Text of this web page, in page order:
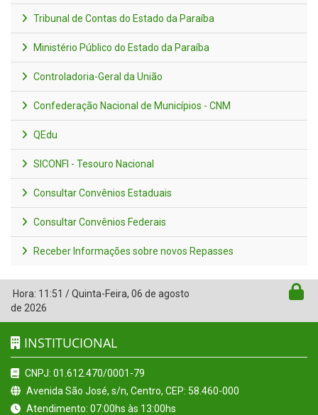
Tribunal de Contas do Estado da Paraíba
Ministério Público do Estado da Paraíba
Controladoria-Geral da União
Confederação Nacional de Municípios - CNM
QEdu
SICONFI - Tesouro Nacional
Consultar Convênios Estaduais
Consultar Convênios Federais
Receber Informações sobre novos Repasses
Hora: 11:51 /Quinta-Feira, 06 de agosto
de 2026
INSTITUCIONAL
CNPJ: 01.612.470/0001-79
Avenida São José, s/n, Centro, CEP: 58.460-000
Atendimento: 07:00hs às 13:00hs